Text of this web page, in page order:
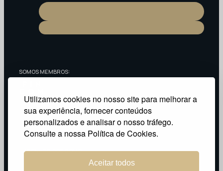
Utilizamos cookies no nosso site para melhorar a
sua experiência, fornecer conteúdos
personalizados e analisar o nosso tráfego.
Consulte a nossa Política de Cookies.
Aceitar todos
SOMOS MEMBROS:
RECONHECIDOS COMO: